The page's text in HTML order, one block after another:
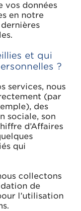
vos données
en notre
et qui
?
services, nous
(par
des
sociale, son
d’Affaires
qui
collectons
de
l’utilisation